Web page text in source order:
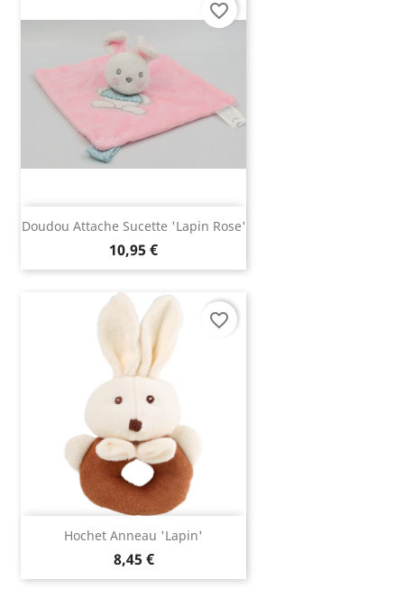
Doudou Attache Sucette 'lapin Rose'
10,95 €
favorite_border
Hochet Anneau 'lapin'
8,45 €
favorite_border